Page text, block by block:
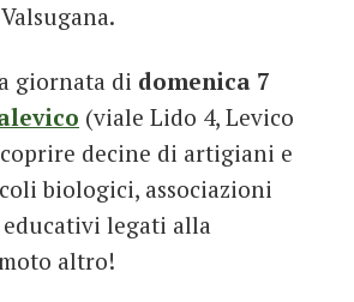
giornata di domenica 7
(viale Lido 4, Levico
decine di artigiani e
biologici, associazioni
legati alla
altro!